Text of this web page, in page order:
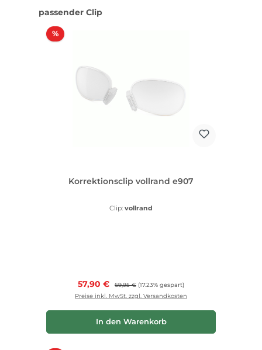
Produktgalerie überspringen
passender Clip
%Rabatt
Korrektionsclip vollrand e907
Clip: vollrand
Verkaufspreis:
57,90 € Regulärer Preis:
69,95 € (17.23% gespart)
Preise inkl. MwSt. zzgl. Versandkosten
In den Warenkorb